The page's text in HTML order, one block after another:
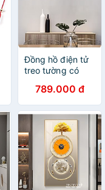
Đồng hồ điện tử
treo tường có
789.000 đ